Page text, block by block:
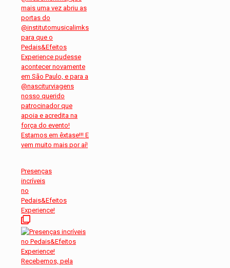
Presenças
incríveis
no
Pedais&Efeitos
Experience!